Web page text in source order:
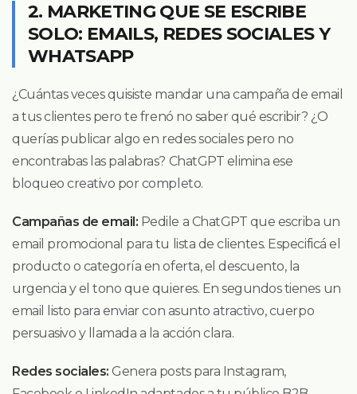
2. MARKETING QUE SE ESCRIBE
SOLO: EMAILS, REDES SOCIALES Y
WHATSAPP
¿Cuántas veces quisiste mandar una campaña de email
a tus clientes pero te frenó no saber qué escribir? ¿O
querías publicar algo en redes sociales pero no
encontrabas las palabras? ChatGPT elimina ese
bloqueo creativo por completo.
Campañas de email: Pedile a ChatGPT que escriba un
email promocional para tu lista de clientes. Especificá el
producto o categoría en oferta, el descuento, la
urgencia y el tono que quieres. En segundos tienes un
email listo para enviar con asunto atractivo, cuerpo
persuasivo y llamada a la acción clara.
Redes sociales: Genera posts para Instagram,